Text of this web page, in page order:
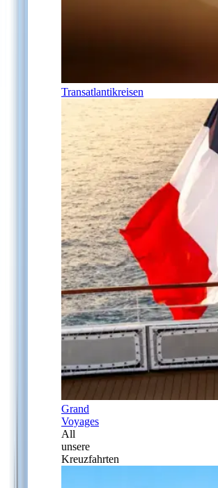
Transatlantikreisen
Grand
Voyages
All
unsere
Kreuzfahrten